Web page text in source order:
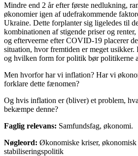
Mindre end 2 år efter første nedlukning,
økonomier igen af udefrakommende
Ukraine. Dette forplanter sig ligeledes til
kombinationen af stigende priser og renter,
og efterveerne efter COVID-19 placerer
situation, hvor fremtiden er meget usikker.
og hvilken form for politik bør politikerne
Men hvorfor har vi inflation? Har vi
forklare dette fænomen?
Og hvis inflation er (bliver) et problem,
bekæmpe denne?
Faglig relevans: Samfundsfag, økonomi.
Nøgleord: Økonomiske kriser,
stabiliseringspolitik